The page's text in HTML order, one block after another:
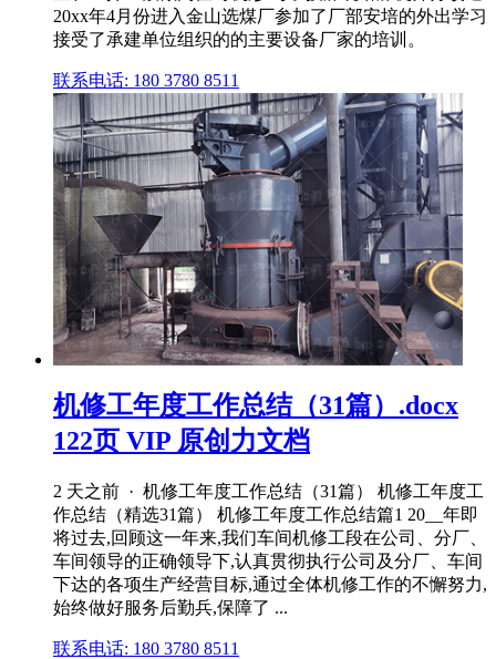
20xx年4月份进入金山选煤厂参加了厂部安培的外出学习
接受了承建单位组织的的主要设备厂家的培训。
联系电话: 180 3780 8511
机修工年度工作总结（31篇）.docx
122页 VIP 原创力文档
2 天之前 · 机修工年度工作总结（31篇） 机修工年度工
作总结（精选31篇） 机修工年度工作总结篇1 20__年即
将过去,回顾这一年来,我们车间机修工段在公司、分厂、
车间领导的正确领导下,认真贯彻执行公司及分厂、车间
下达的各项生产经营目标,通过全体机修工作的不懈努力,
始终做好服务后勤兵,保障了 ...
联系电话: 180 3780 8511